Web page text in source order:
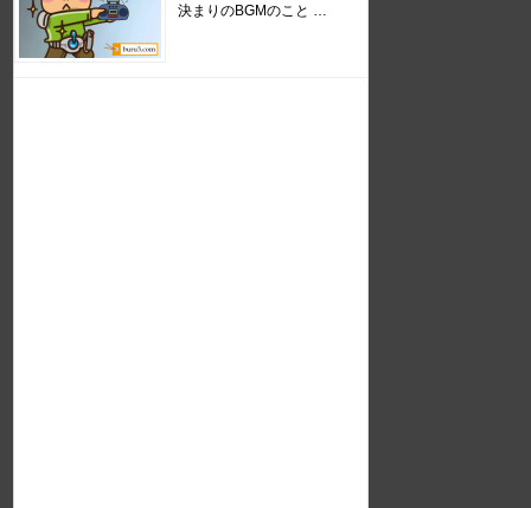
決まりのBGMのこと …